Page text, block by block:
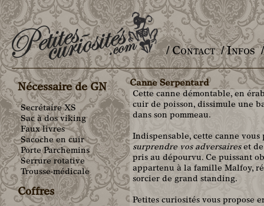
Main menu
/ Contact / Infos
Canne Serpentard
Cette canne démontable, en
cuir de poisson, dissimule une
dans son pommeau.
Indispensable, cette canne vous
surprendre vos adversaireset de
pris au dépourvu. Ce puissant
appartenu à la famille Malfoy,
sorcier de grand standing.
Petites curiosités vous propose
Nécessaire de GN
Secrétaire XS
Sac à dos viking
Faux livres
Sacoche en cuir
Porte Parchemins
Serrure rotative
Trousse-médicale
Coffres